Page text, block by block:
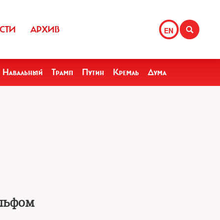
EN
АРХИВ
Навальный Трамп Путин Кремль Дума